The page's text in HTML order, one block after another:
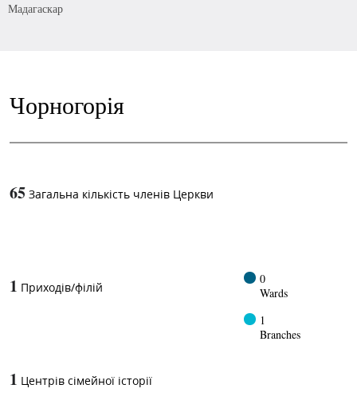
Мадагаскар
Чорногорія
65 Загальна кількість членів Церкви
1 Приходів/філій
0
Wards
1
Branches
1 Центрів сімейної історії